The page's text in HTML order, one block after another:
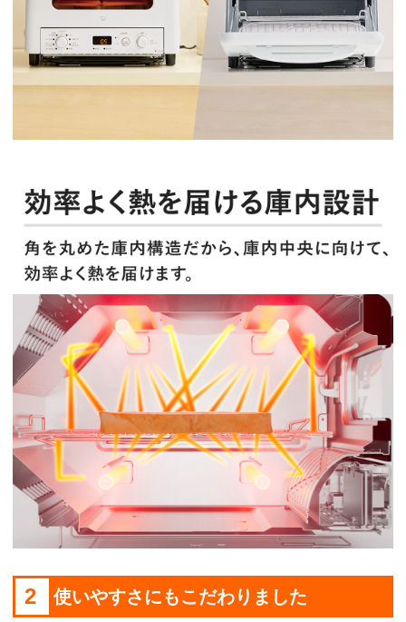
2 使いやすさにもこだわりました